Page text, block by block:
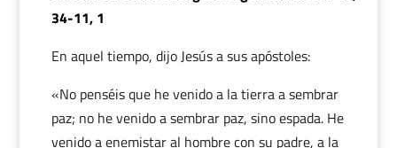
34-11, 1
En aquel tiempo, dijo Jesús a sus apóstoles:
«No penséis que he venido a la tierra a sembrar
paz; no he venido a sembrar paz, sino espada. He
venido a enemistar al hombre con su padre, a la